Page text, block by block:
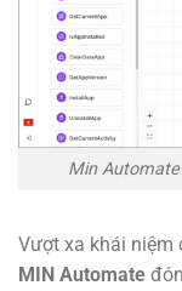
Min
Vượt xa khái niệm
MIN Automate